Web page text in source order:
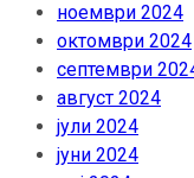
ноември 2024
октомври 2024
септември
август 2024
јули 2024
јуни 2024